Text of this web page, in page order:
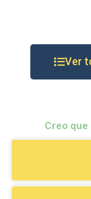
Ver
Creo